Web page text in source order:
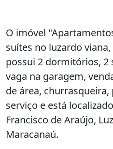
O imóvel
suítes no luzardo
possui 2 dormitórios, 2
vaga na garagem,
de área, churrasqueira,
serviço e está
Francisco de Araújo,
Maracanaú.